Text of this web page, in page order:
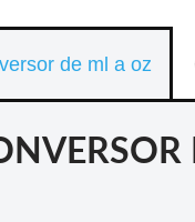
de ml a oz